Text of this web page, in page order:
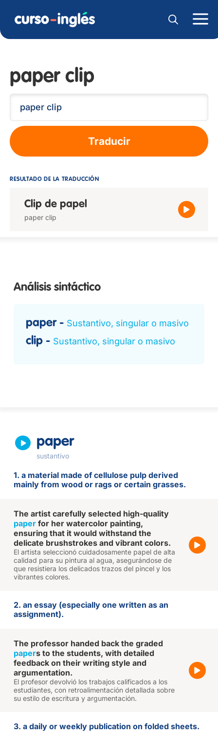
paper clip
Traducir
RESULTADO DE LA TRADUCCIÓN
Clip de papel
paper clip
Análisis sintáctico
paper Sustantivo, singular o masivo
clip Sustantivo, singular o masivo
paper
sustantivo
1. a material made of cellulose pulp derived
mainly from wood or rags or certain grasses.
The artist carefully selected high-quality
paper for her watercolor painting,
ensuring that it would withstand the
delicate brushstrokes and vibrant colors.
El artista seleccionó cuidadosamente papel de alta
calidad para su pintura al agua, asegurándose de
que resistiera los delicados trazos del pincel y los
vibrantes colores.
2. an essay (especially one written as an
assignment).
The professor handed back the graded
papers to the students, with detailed
feedback on their writing style and
argumentation.
El profesor devolvió los trabajos calificados a los
estudiantes, con retroalimentación detallada sobre
su estilo de escritura y argumentación.
3. a daily or weekly publication on folded sheets.